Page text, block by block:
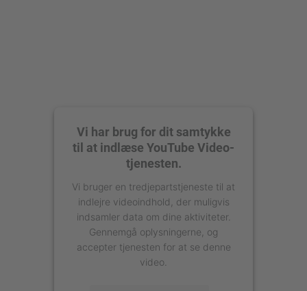
Vi har brug for dit samtykke
til at indlæse YouTube Video-
tjenesten.
Vi bruger en tredjepartstjeneste til at
indlejre videoindhold, der muligvis
indsamler data om dine aktiviteter.
Gennemgå oplysningerne, og
accepter tjenesten for at se denne
video.